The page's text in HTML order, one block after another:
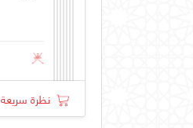
نظرة سريعة